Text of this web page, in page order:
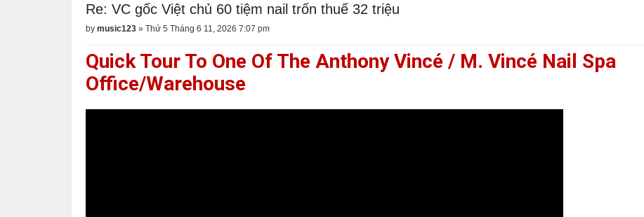
Re: VC gốc Việt chủ 60 tiệm nail trốn thuế 32 triệu
by music123 » Thứ 5 Tháng 6 11, 2026 7:07 pm
Quick Tour To One Of The Anthony Vincé / M. Vincé Nail Spa
Office/Warehouse